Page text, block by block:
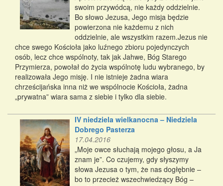
swoim przywódcą, nie każdy oddzielnie.
Bo słowo Jezusa, Jego misja będzie
powierzona nie każdemu z nich
oddzielnie, ale wszystkim razem.Jezus nie
chce swego Kościoła jako luźnego zbioru pojedynczych
osób, lecz chce wspólnoty, tak jak Jahwe, Bóg Starego
Przymierza, powołał do życia wspólnotę ludu wybranego, by
realizowała Jego misję. I nie istnieje żadna wiara
chrześcijańska inna niż we wspólnocie Kościoła, żadna
„prywatna” wiara sama z siebie i tylko dla siebie.
IV niedziela wielkanocna – Niedziela
Dobrego Pasterza
17.04.2016
„Moje owce słuchają mojego głosu, a Ja
znam je”. Co czujemy, gdy słyszymy
słowa Jezusa o tym, że nas dogłębnie –
bo to przecież wszechwiedzący Bóg –